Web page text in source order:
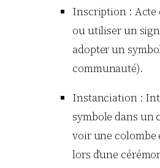
Inscription : Acte
ou utiliser un
adopter un
communauté).
Instanciation :
symbole dans un
voir une colombe
lors d’une